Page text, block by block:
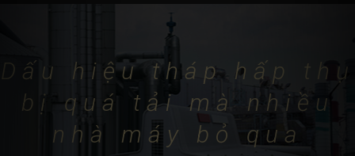
TRANG CHỦ GIỚI THIỆU SẢN PHẨM
Dấu hiệu tháp hấp thụ
bị quá tải mà nhiều
nhà máy bỏ qua